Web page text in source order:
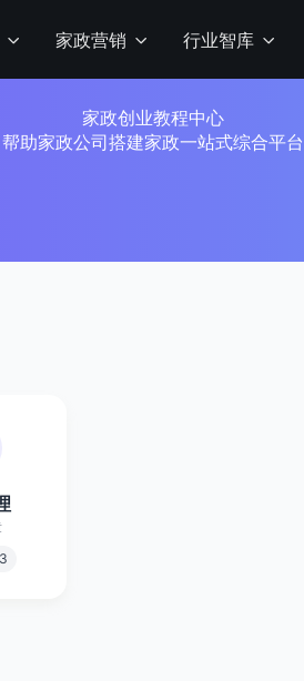
家政营销 行业智库
家政创业教程中心
帮助家政公司搭建家政一站式综合平台